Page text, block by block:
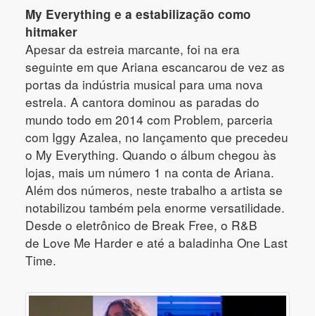
My Everything e a estabilização como
hitmaker
Apesar da estreia marcante, foi na era
seguinte em que Ariana escancarou de vez as
portas da indústria musical para uma nova
estrela. A cantora dominou as paradas do
mundo todo em 2014 com Problem, parceria
com Iggy Azalea, no lançamento que precedeu
o My Everything. Quando o álbum chegou às
lojas, mais um número 1 na conta de Ariana.
Além dos números, neste trabalho a artista se
notabilizou também pela enorme versatilidade.
Desde o eletrônico de Break Free, o R&B
de Love Me Harder e até a baladinha One Last
Time.